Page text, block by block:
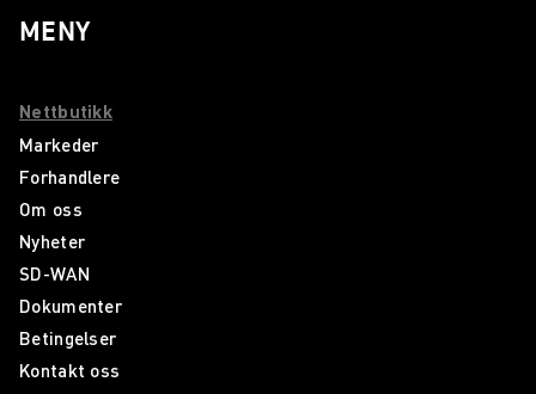
MENY
Nettbutikk
Markeder
Forhandlere
Om oss
Nyheter
SD-WAN
Dokumenter
Betingelser
Kontakt oss